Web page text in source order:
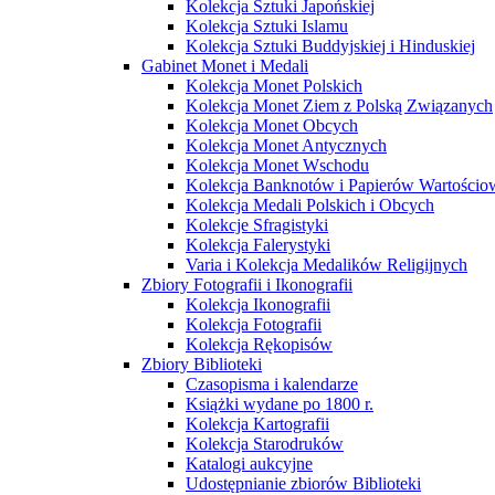
Kolekcja Sztuki Japońskiej
Kolekcja Sztuki Islamu
Kolekcja Sztuki Buddyjskiej i Hinduskiej
Gabinet Monet i Medali
Kolekcja Monet Polskich
Kolekcja Monet Ziem z Polską Związanych
Kolekcja Monet Obcych
Kolekcja Monet Antycznych
Kolekcja Monet Wschodu
Kolekcja Banknotów i Papierów
Kolekcja Medali Polskich i Obcych
Kolekcje Sfragistyki
Kolekcja Falerystyki
Varia i Kolekcja Medalików Religijnych
Zbiory Fotografii i Ikonografii
Kolekcja Ikonografii
Kolekcja Fotografii
Kolekcja Rękopisów
Zbiory Biblioteki
Czasopisma i kalendarze
Książki wydane po 1800 r.
Kolekcja Kartografii
Kolekcja Starodruków
Katalogi aukcyjne
Udostępnianie zbiorów Biblioteki